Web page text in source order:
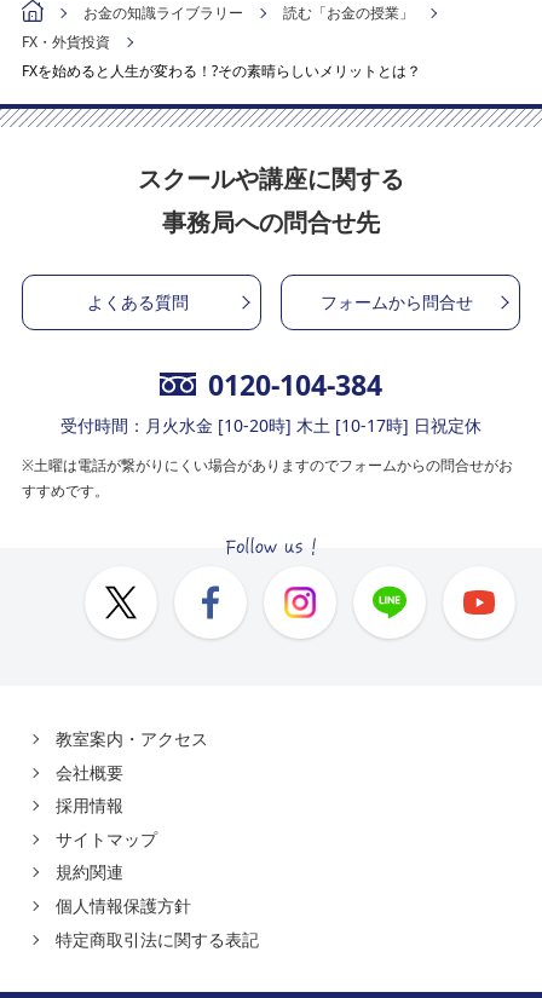
お金の知識ライブラリー
読む「お金の授業」
FX・外貨投資
FXを始めると人生が変わる！?その素晴らしいメリットとは？
スクールや講座に関する
事務局への問合せ先
よくある質問 フォームから問合せ
0120-104-384
受付時間：月火水金 [10-20時] 木土 [10-17時] 日祝定休
※土曜は電話が繋がりにくい場合がありますのでフォームからの問合せがお
すすめです。
教室案内・アクセス
会社概要
採用情報
サイトマップ
規約関連
個人情報保護方針
特定商取引法に関する表記